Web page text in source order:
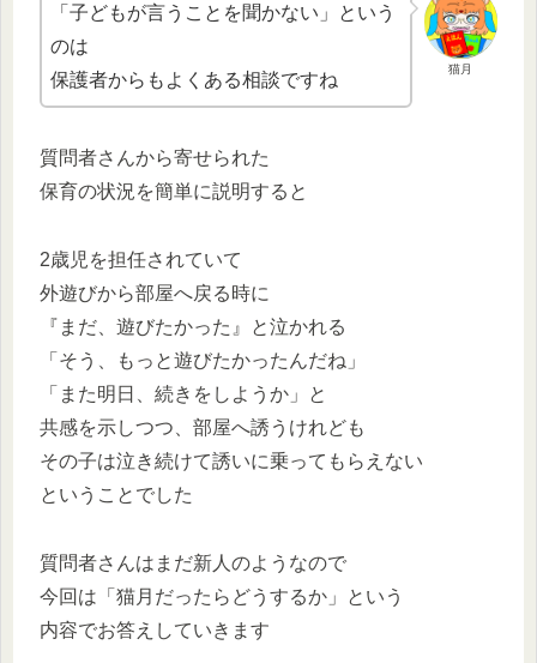
猫月
「子どもが言うことを聞かない」という
のは
保護者からもよくある相談ですね
質問者さんから寄せられた
保育の状況を簡単に説明すると
2歳児を担任されていて
外遊びから部屋へ戻る時に
『まだ、遊びたかった』と泣かれる
「そう、もっと遊びたかったんだね」
「また明日、続きをしようか」と
共感を示しつつ、部屋へ誘うけれども
その子は泣き続けて誘いに乗ってもらえない
ということでした
質問者さんはまだ新人のようなので
今回は「猫月だったらどうするか」という
内容でお答えしていきます